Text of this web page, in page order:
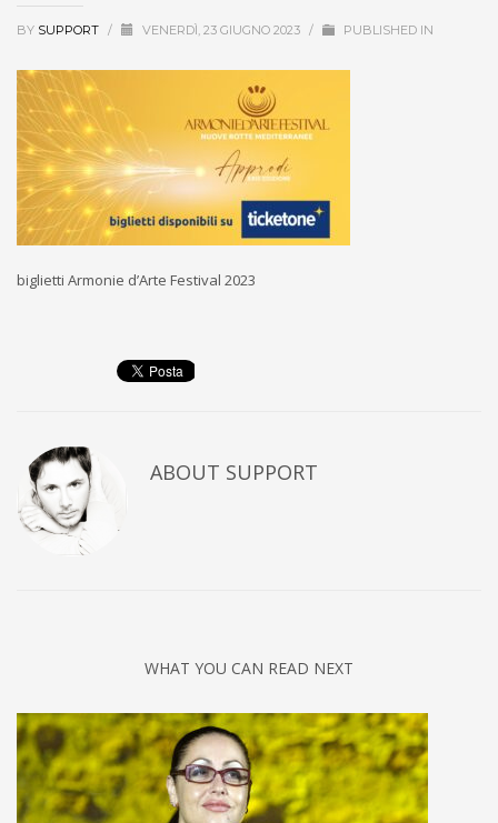
BY SUPPORT / VENERDÌ, 23 GIUGNO 2023 / PUBLISHED IN
biglietti Armonie d’Arte Festival 2023
ABOUT SUPPORT
WHAT YOU CAN READ NEXT